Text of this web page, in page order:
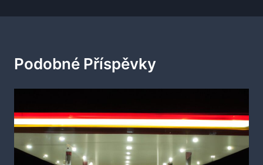
Podobné Příspěvky